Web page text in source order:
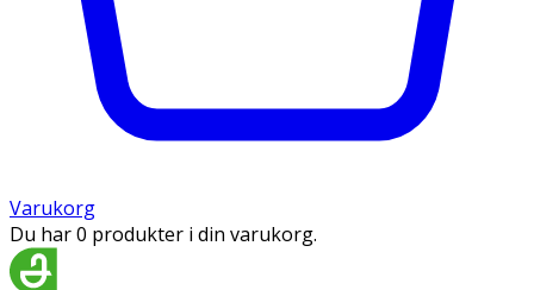
Varukorg
Du har 0 produkter i din varukorg.